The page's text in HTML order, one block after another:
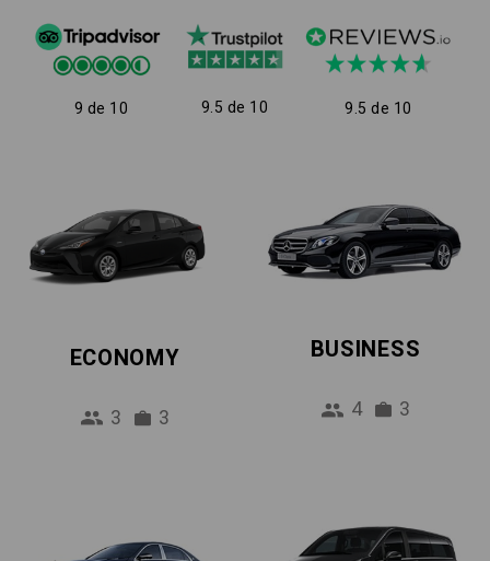
9 de 10 9.5 de 10 9.5 de 10
ECONOMY
3 3
BUSINESS
4 3